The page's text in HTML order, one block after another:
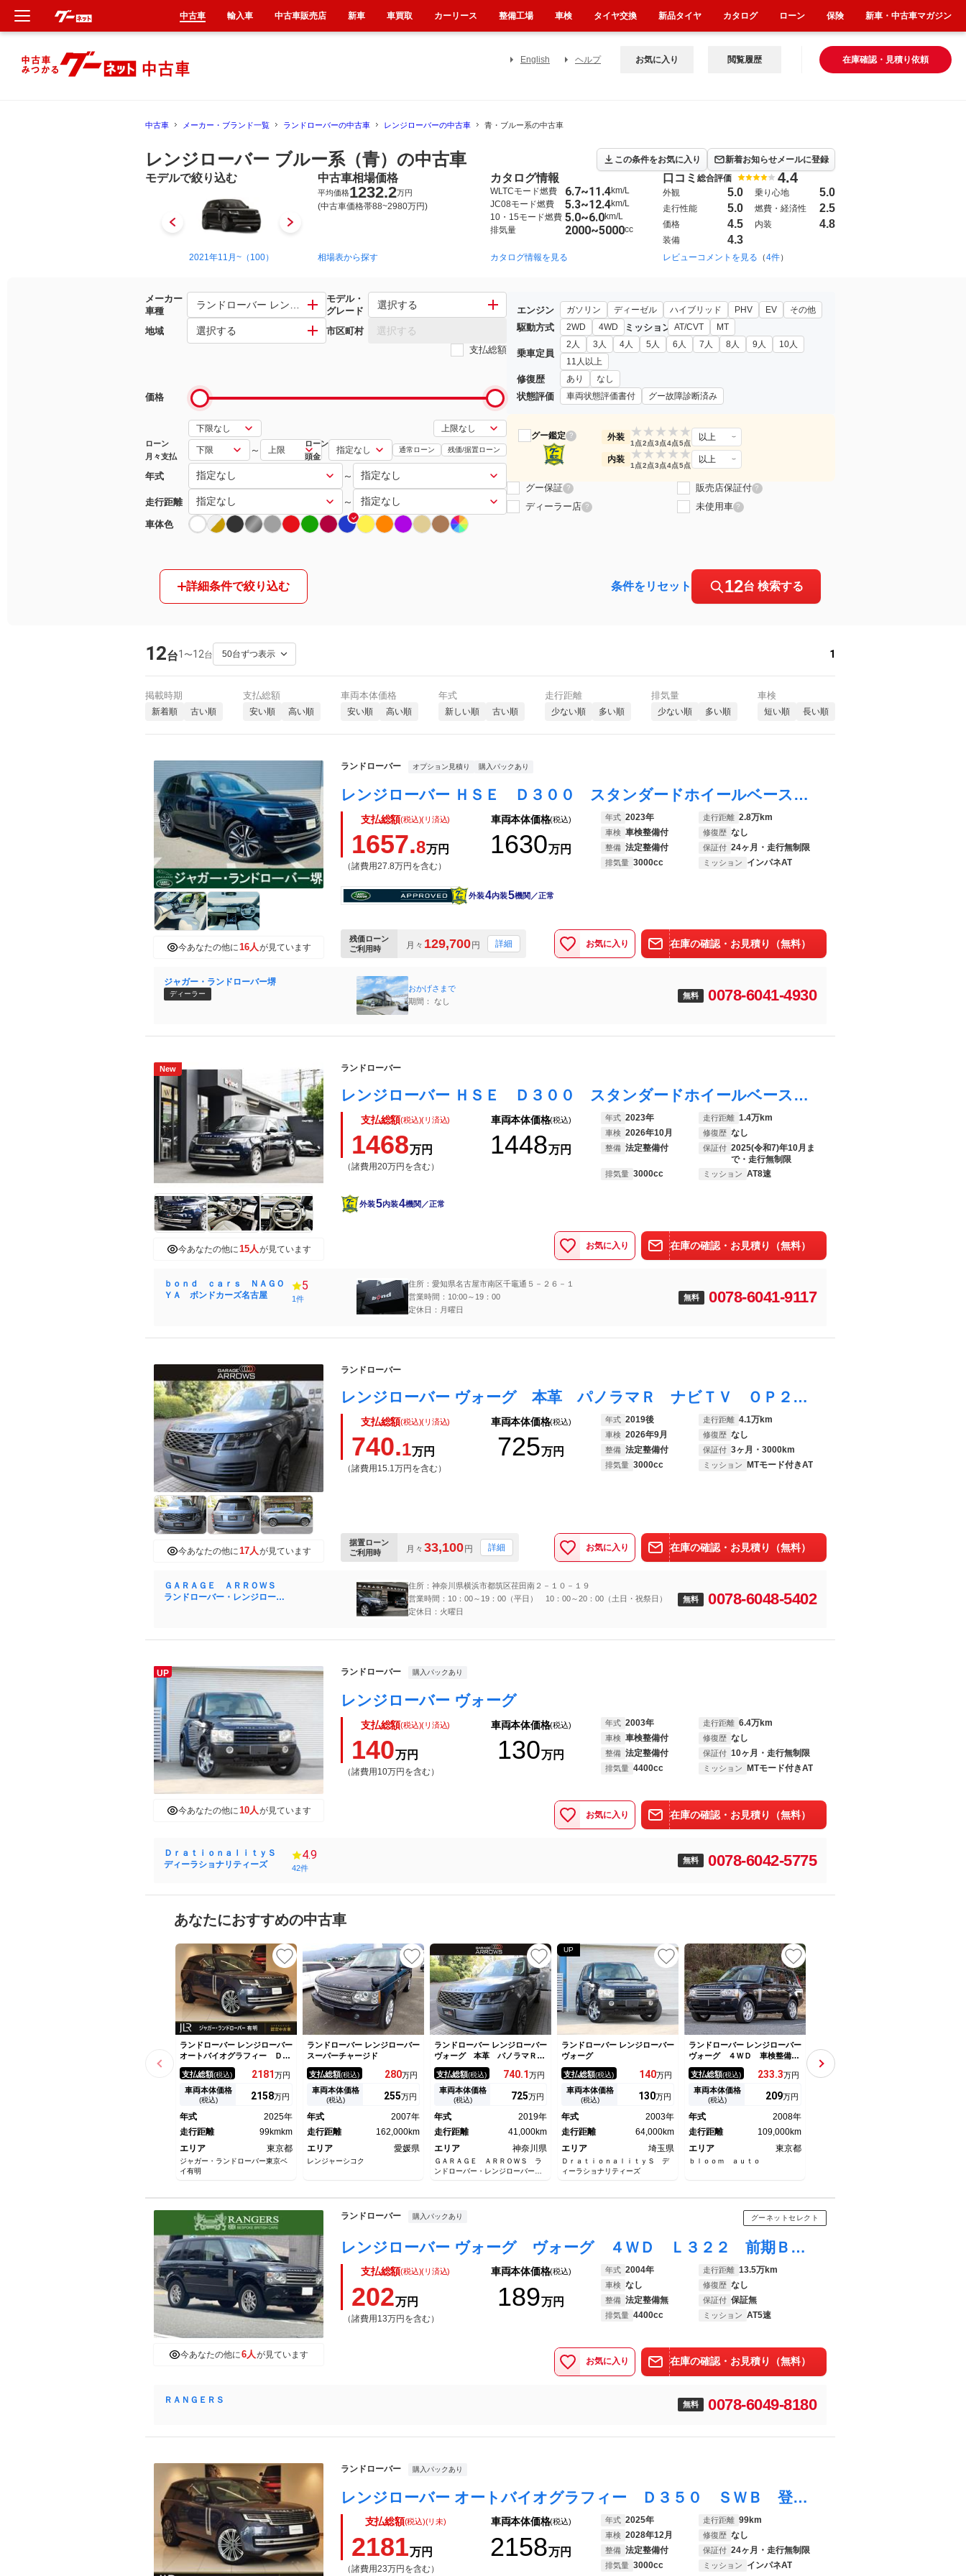
English ヘルプ 在庫確認・見積り依頼
お気に入り 閲覧履歴
中古車 メーカー・ブランド一覧 ランドローバーの中古車 レンジローバーの中古車 青・ブルー系の中古車
レンジローバー ブルー系（青）の中古車 この条件をお気に入り 新着お知らせメールに登録
モデルで絞り込む
2021年11月~（100） 2013年3月~2022年5月（70） 2002年4月~2008年3月（23） 2000年7月~2004年4月（12）
中古車相場価格
平均価格1232.2万円
(中古車価格帯88~2980万円)
相場表から探す
カタログ情報
WLTCモード燃費 6.7~11.4km/L
JC08モード燃費
5.3~12.4km/L
10・15モード燃費 5.0~6.0km/L
排気量
2000~5000cc
カタログ情報を見る
口コミ 総合評価 4.4
外観 5.0 乗り心地 5.0
走行性能 5.0 燃費・経済性 2.5
価格 4.5 内装 4.8
装備 4.3
レビューコメントを見る （4件）
メーカー
車種
ランドローバー レンジローバーモデル・
グレード
選択する
地域 選択する 市区町村 選択する
支払総額
価格
ローン
月々支払
～
ローン
頭金
通常ローン 残価/据置ローン
年式 ～
走行距離 ～
車体色
エンジン ガソリン ディーゼル ハイブリッド PHV EV その他
駆動方式 2WD 4WD ミッション AT/CVT MT
乗車定員
2人 3人 4人 5人 6人 7人 8人 9人
10人
11人以上
修復歴 あり なし
状態評価 車両状態評価書付 グー故障診断済み
グー鑑定 ? 外装 ★
1点
★
2点
★
3点
★
4点
★
5点
以上
内装 ★
1点
★
2点
★
3点
★
4点
★
5点
以上
グー保証 ? 販売店保証付 ?
ディーラー店 ? 未使用車 ?
詳細条件で絞り込む 条件をリセット 12台 検索する
12台1 〜12台 1
掲載時期
新着順 古い順
支払総額
安い順 高い順
車両本体価格
安い順 高い順
年式
新しい順 古い順
走行距離
少ない順 多い順
排気量
少ない順 多い順
車検
短い順 長い順
今あなたの他に16人が見ています
ランドローバー オプション見積り 購入パックあり
レンジローバー ＨＳＥ Ｄ３００ スタンダードホイールベース 認定中古車 ディーゼルターボ ４ＷＤ ブラックブレーキキャリパー 電動ゲート ２２インチ１０７２サテンブラックアロイホイール フロントリアサイドガラスラミネート加工 Ｍｅｒｉｄｉａｎサウンド
支払総額(税込)(リ済込)
1657.8万円
（諸費用27.8万円を含む）
車両本体価格(税込)
1630万円
年式 2023年 走行距離 2.8万km
車検 車検整備付 修復歴 なし
整備 法定整備付 保証付 24ヶ月・走行無制限
排気量 3000cc ミッション インパネAT
外装4内装5機関／正常
残価ローン
ご利用時
月々 129,700円 詳細 お気に入り 在庫の確認・お見積り（無料）
ジャガー・ランドローバー堺
ディーラー
おかげさまで
期間： なし
無料 0078-6041-4930
New
今あなたの他に15人が見ています
ランドローバー
レンジローバー ＨＳＥ Ｄ３００ スタンダードホイールベース スライディングパノラミックルーフ ディプロイアブルサイドステップ 全席ベンチレーションシート／シートヒーター ＭＥＲＩＤＩＡＮサラウンドサウンドシステム ステアリングヒーター デジタルインナーミラー
支払総額(税込)(リ済込)
1468万円
（諸費用20万円を含む）
車両本体価格(税込)
1448万円
年式 2023年 走行距離 1.4万km
車検 2026年10月 修復歴 なし
整備 法定整備付 保証付 2025(令和7)年10月ま
で・走行無制限
排気量 3000cc ミッション AT8速
外装5内装4機関／正常
お気に入り 在庫の確認・お見積り（無料）
ｂｏｎｄ ｃａｒｓ ＮＡＧＯ
ＹＡ ボンドカーズ名古屋
5
1件
住所：愛知県名古屋市南区千竈通５－２６－１
営業時間：10:00～19：00
定休日：月曜日
無料 0078-6041-9117
今あなたの他に17人が見ています
ランドローバー
レンジローバー ヴォーグ 本革 パノラマＲ ナビＴＶ ＯＰ２２ＡＷ 後期モデル ディーゼル シャドーパック ドライバーアシストパック パークアシスト ＭＥＲＩＤＩＡＮ クーラーＢＯＸ イオン空気清浄 ピクセルＬＥＤヘッドライト
支払総額(税込)(リ済込)
740.1万円
（諸費用15.1万円を含む）
車両本体価格(税込)
725万円
年式 2019後 走行距離 4.1万km
車検 2026年9月 修復歴 なし
整備 法定整備付 保証付 3ヶ月・3000km
排気量 3000cc ミッション MTモード付きAT
据置ローン
ご利用時
月々 33,100円 詳細 お気に入り 在庫の確認・お見積り（無料）
ＧＡＲＡＧＥ ＡＲＲＯＷＳ
ランドローバー・レンジローバ
住所：神奈川県横浜市都筑区荏田南２－１０－１９
営業時間：10：00～19：00（平日） 10：00～20：00（土日・祝祭日）
定休日：火曜日
無料 0078-6048-5402
UP
今あなたの他に10人が見ています
ランドローバー 購入パックあり
レンジローバー ヴォーグ
支払総額(税込)(リ済込)
140万円
（諸費用10万円を含む）
車両本体価格(税込)
130万円
年式 2003年 走行距離 6.4万km
車検 車検整備付 修復歴 なし
整備 法定整備付 保証付 10ヶ月・走行無制限
排気量 4400cc ミッション MTモード付きAT
お気に入り 在庫の確認・お見積り（無料）
ＤｒａｔｉｏｎａｌｉｔｙＳ
ディーラショナリティーズ
4.9
42件
無料 0078-6042-5775
あなたにおすすめの中古車
ランドローバー レンジローバー
オートバイオグラフィー Ｄ３
５０ ＳＷＢ 登録済未使用
車 白革シート サンルーフ
全席シートヒーター＆クーラ
ー フロントシートマッサー
ャー ２３インチアルミホイー
ル テールゲートイベントスイ
支払総額(税込) 2181万円
車両本体価格
(税込) 2158万円
年式
2025年
走行距離
99kmkm
エリア
東京都
ジャガー・ランドローバー東京ベ
イ有明
ランドローバー レンジローバー
スーパーチャージド
支払総額(税込) 280万円
車両本体価格
(税込) 255万円
年式
2007年
走行距離
162,000km
エリア
愛媛県
レンジャーシコク
ランドローバー レンジローバー
ヴォーグ 本革 パノラマＲ
ナビＴＶ ＯＰ２２ＡＷ 後期
モデル ディーゼル シャドー
パック ドライバーアシストパ
ック パークアシスト ＭＥＲ
イオン空気清浄 ピクセルＬＥ
Ｄヘッドライト
支払総額(税込) 740.1万円
車両本体価格
(税込) 725万円
年式
2019年
走行距離
41,000km
エリア
神奈川県
ＧＡＲＡＧＥ ＡＲＲＯＷＳ ラ
ンドローバー・レンジローバー専
UP
ランドローバー レンジローバー
ヴォーグ
支払総額(税込) 140万円
車両本体価格
(税込) 130万円
年式
2003年
走行距離
64,000km
エリア
埼玉県
ＤｒａｔｉｏｎａｌｉｔｙＳ デ
ィーラショナリティーズ
ランドローバー レンジローバー
ヴォーグ ４ＷＤ 車検整備付
き
支払総額(税込) 233.3万円
車両本体価格
(税込) 209万円
年式
2008年
走行距離
109,000km
エリア
東京都
ｂｌｏｏｍ ａｕｔｏ
ヴォーグ ヴォーグ ４ＷＤ
Ｌ３２２ 前期ＢＭＷ紺×ベー
ジュ クルーズコントロール
支払総額
今あなたの他に6人 が見ています
ランドローバー 購入パックあり グーネットセレクト
レンジローバー ヴォーグ ヴォーグ ４ＷＤ Ｌ３２２ 前期ＢＭＷ紺×ベージュ クルーズコントロール バックカメラ ナビ 本革シート パワーシート シートヒーター サンルーフ ＥＴＣ
支払総額(税込)(リ済込)
202万円
（諸費用13万円を含む）
車両本体価格(税込)
189万円
年式 2004年 走行距離 13.5万km
車検 なし 修復歴 なし
整備 法定整備無 保証付 保証無
排気量 4400cc ミッション AT5速
お気に入り 在庫の確認・お見積り（無料）
ＲＡＮＧＥＲＳ 無料 0078-6049-8180
ランドローバー 購入パックあり
レンジローバー オートバイオグラフィー Ｄ３５０ ＳＷＢ 登録済未使用車 白革シート サンルーフ 全席シートヒーター＆クーラー フロントシートマッサージ ＭＥＲＩＤＩＡＮシグネチャー ２３インチアルミホイール テールゲートイベントスイート
支払総額(税込)(リ未)
2181万円
（諸費用23万円を含む）
車両本体価格(税込)
2158万円
年式 2025年 走行距離 99km
車検 2028年12月 修復歴 なし
整備 法定整備付 保証付 24ヶ月・走行無制限
排気量 3000cc ミッション インパネAT
中古車 輸入車 中古車販売店 新車 車買取 カーリース 整備工場 車検 タイヤ交換 新品タイヤ カタログ ローン 保険 新車・中古車マガジン
新車